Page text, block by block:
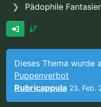
Pädophile
Dieses Thema wurde
Puppenverbot
Rubricappula 23. Feb.